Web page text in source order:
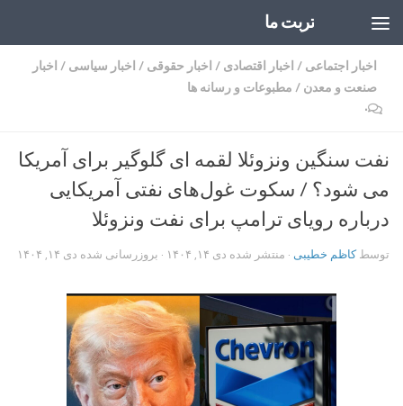
تربت ما
اخبار اجتماعی / اخبار اقتصادی / اخبار حقوقی / اخبار سیاسی / اخبار
صنعت و معدن / مطبوعات و رسانه ها
۰
نفت سنگین ونزوئلا لقمه ای گلوگیر برای آمریکا
می شود؟ / سکوت غول‌های نفتی آمریکایی
درباره رویای ترامپ برای نفت ونزوئلا
توسطکاظم خطیبی · منتشر شده دی ۱۴, ۱۴۰۴ · بروزرسانی شده دی ۱۴, ۱۴۰۴